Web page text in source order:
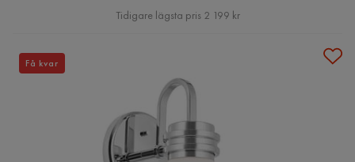
Pris
Tidigare lägsta pris 2 199 kr
Få kvar